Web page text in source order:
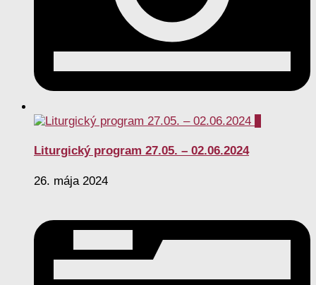
Liturgický program 27.05. – 02.06.2024
26. mája 2024